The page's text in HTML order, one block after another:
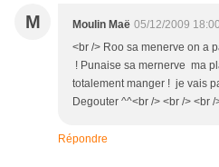
M Moulin Maë 05/12/2009 18:00
<br /> Roo sa menerve on a
! Punaise sa mernerve ma
totalement manger ! je vais
Degouter ^^<br /> <br /> <br /
Répondre